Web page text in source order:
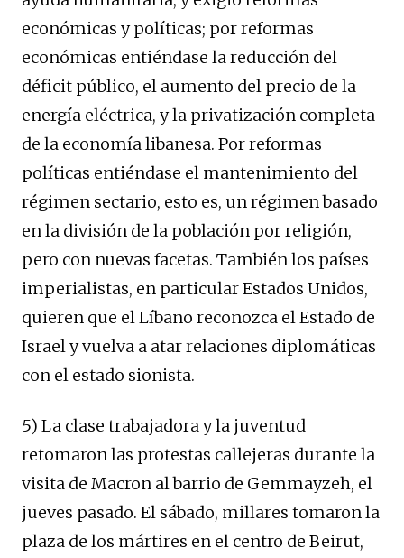
económicas y políticas; por reformas
económicas entiéndase la reducción del
déficit público, el aumento del precio de la
energía eléctrica, y la privatización completa
de la economía libanesa. Por reformas
políticas entiéndase el mantenimiento del
régimen sectario, esto es, un régimen basado
en la división de la población por religión,
pero con nuevas facetas. También los países
imperialistas, en particular Estados Unidos,
quieren que el Líbano reconozca el Estado de
Israel y vuelva a atar relaciones diplomáticas
con el estado sionista.
5) La clase trabajadora y la juventud
retomaron las protestas callejeras durante la
visita de Macron al barrio de Gemmayzeh, el
jueves pasado. El sábado, millares tomaron la
plaza de los mártires en el centro de Beirut,